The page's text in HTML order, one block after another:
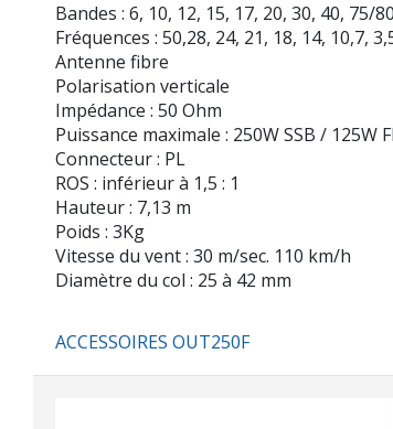
Bandes : 6, 10, 12, 15, 17, 20, 30, 40, 75/
Fréquences : 50,28, 24, 21, 18, 14, 10,7,
Antenne fibre
Polarisation verticale
Impédance : 50 Ohm
Puissance maximale : 250W SSB / 125W
Connecteur : PL
ROS : inférieur à 1,5 : 1
Hauteur : 7,13 m
Poids : 3Kg
Vitesse du vent : 30 m/sec. 110 km/h
Diamètre du col : 25 à 42 mm
ACCESSOIRES OUT250F